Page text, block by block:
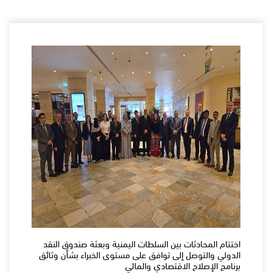
اختتام المحادثات بين السلطات اليمنية وبعثة صندوق النقد
الدولي والتوصل إلى توافق على مستوى الخبراء بشأن وثائق
برنامج الإصلاح الاقتصادي والمالي